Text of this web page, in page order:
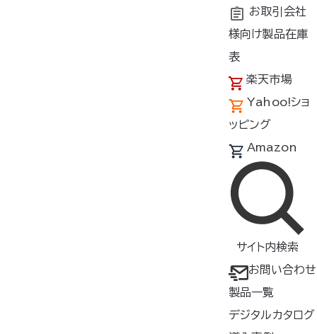
お取引会社
様向け製品在庫
表
楽天市場
Yahoo!ショ
ッピング
Amazon
サイト内検索
お問い合わせ
製品一覧
デジタルカタログ
ウェア
難燃長袖ブルゾン
KU92610
▸ JIS T8118 帯電防止規格適
▸難燃素材「ブレバノ®プラス」